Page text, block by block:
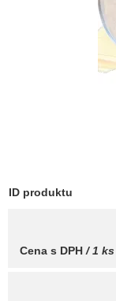
ID produktu
Cena s DPH/ 1 ks